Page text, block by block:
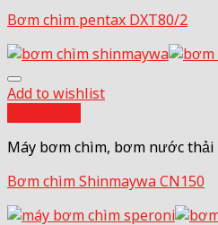
Bơm chìm pentax DXT80/2
Add to wishlist
Máy bơm chìm, bơm nước thải
Bơm chìm Shinmaywa CN150